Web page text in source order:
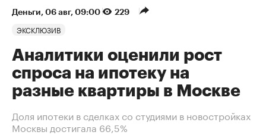
Деньги 06 авг, 09:00 229
ЭКСКЛЮЗИВ
Аналитики оценили рост
спроса на ипотеку на
разные квартиры в Москве
Доля ипотеки в сделках со студиями в новостройках
Москвы достигала 66,5%